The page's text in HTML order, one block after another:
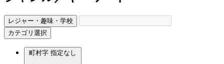
レジャー・趣味・学校
カテゴリ選択
町村字 指定なし